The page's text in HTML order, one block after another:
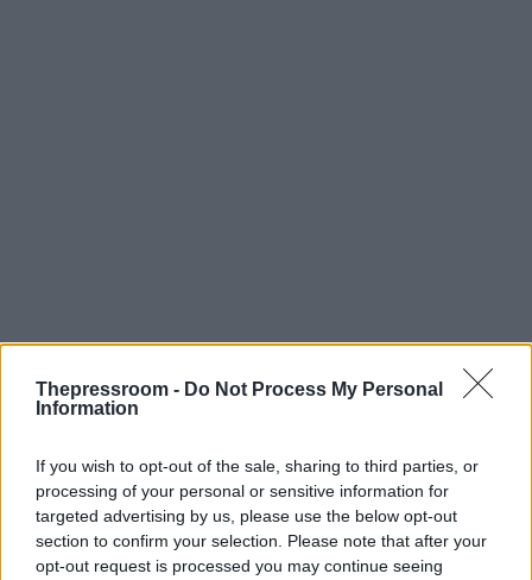
Thepressroom - Do Not Process My Personal
Information
If you wish to opt-out of the sale, sharing to third parties, or
processing of your personal or sensitive information for
targeted advertising by us, please use the below opt-out
section to confirm your selection. Please note that after your
opt-out request is processed you may continue seeing